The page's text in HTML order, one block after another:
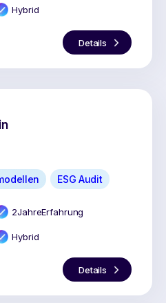
Hybrid
Details
ESG Audit
2JahreErfahrung
Hybrid
Details